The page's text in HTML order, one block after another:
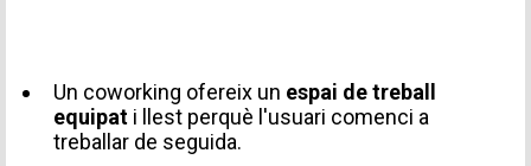
Un coworking ofereix un espai de treball
equipat i llest perquè l'usuari comenci a
treballar de seguida.
TIPUS DE SOL·LICITUD